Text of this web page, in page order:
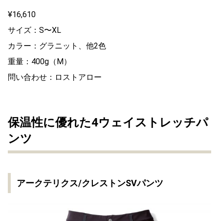
¥16,610
サイズ：S〜XL
カラー：グラニット、他2色
重量：400g（M）
問い合わせ：ロストアロー
保温性に優れた4ウェイストレッチパ
ンツ
アークテリクス/クレストンSVパンツ